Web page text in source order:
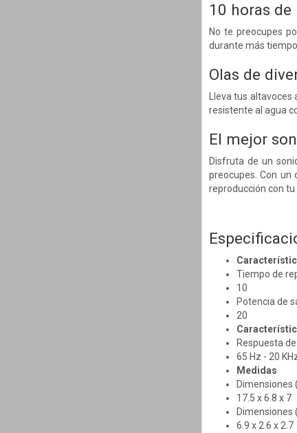
10 horas de
No te preocupes
durante más
Olas de
Lleva tus altavoces
resistente al agua
El mejor
Disfruta de un
preocupes. Con un
reproducción con
Tiempo de
10
Potencia de
20
Respuesta
65 Hz - 20
Medidas
Dimensiones
17.5 x 6.8 x 7
Dimensiones
6.9 x 2.6 x 2.7